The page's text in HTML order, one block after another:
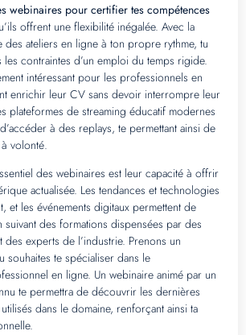
webinaires pour certifier tes compétences
offrent une flexibilité inégalée. Avec la
des ateliers en ligne à ton propre rythme, tu
les contraintes d’un emploi du temps rigide.
intéressant pour les professionnels en
enrichir leur CV sans devoir interrompre leur
plateformes de streaming éducatif modernes
à des replays, te permettant ainsi de
volonté.
des webinaires est leur capacité à offrir
actualisée. Les tendances et technologies
et les événements digitaux permettent de
suivant des formations dispensées par des
des experts de l’industrie. Prenons un
souhaites te spécialiser dans le
en ligne. Un webinaire animé par un
te permettra de découvrir les dernières
dans le domaine, renforçant ainsi ta